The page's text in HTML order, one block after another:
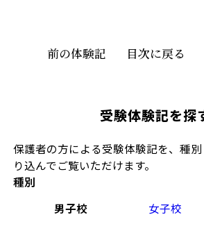
受験体験記を探
保護者の方による受験体験記を、種
り込んでご覧いただけます。
種別
男子校
女子校
前の体験記 目次に戻る